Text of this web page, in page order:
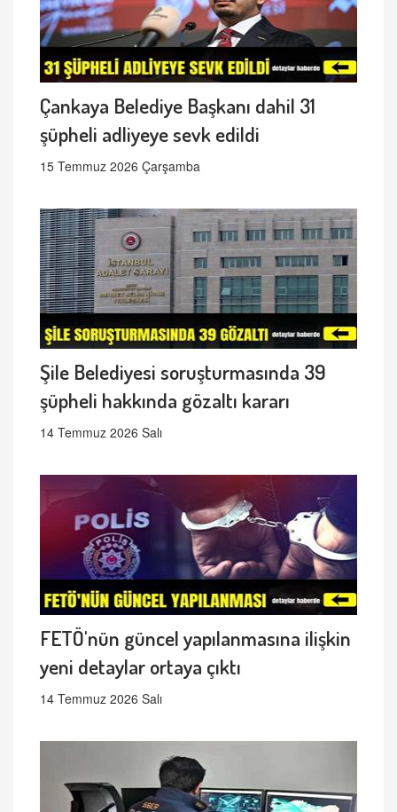
Çankaya Belediye Başkanı dahil 31
şüpheli adliyeye sevk edildi
15 Temmuz 2026 Çarşamba
Şile Belediyesi soruşturmasında 39
şüpheli hakkında gözaltı kararı
14 Temmuz 2026 Salı
FETÖ'nün güncel yapılanmasına ilişkin
yeni detaylar ortaya çıktı
14 Temmuz 2026 Salı